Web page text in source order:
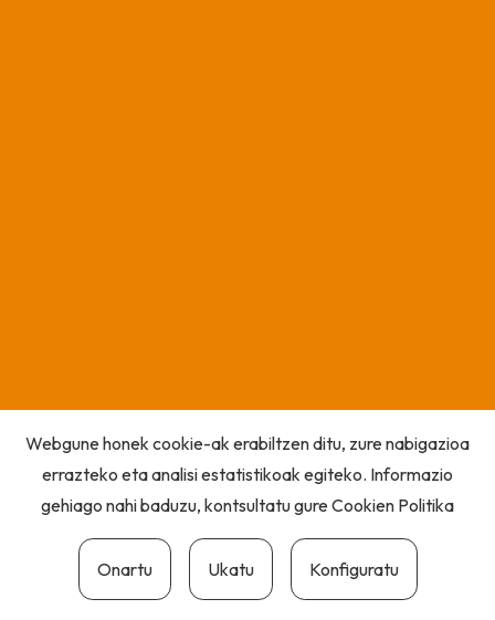
Webgune honek cookie-ak erabiltzen ditu, zure nabigazioa
errazteko eta analisi estatistikoak egiteko. Informazio
gehiago nahi baduzu, kontsultatu gureCookien Politika
Onartu Ukatu Konfiguratu